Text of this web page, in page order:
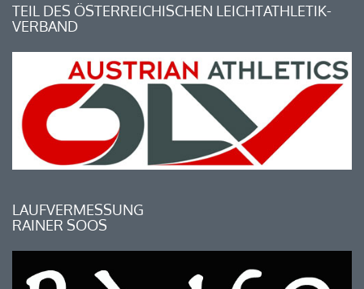
TEIL DES ÖSTERREICHISCHEN LEICHTATHLETIK-
VERBAND
LAUFVERMESSUNG
RAINER SOOS